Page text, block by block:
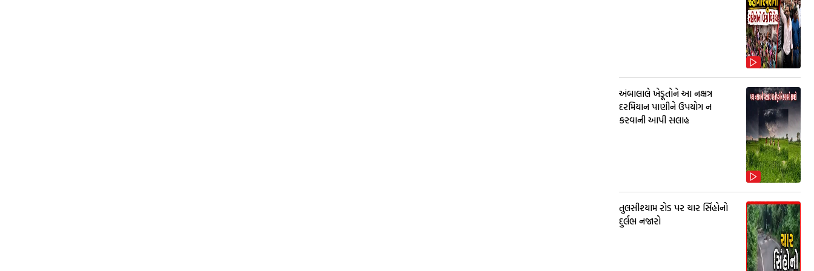
અંબાલાલે ખેડૂતોને આ નક્ષત્ર
દરમિયાન પાણીને ઉપયોગ ન
કરવાની આપી સલાહ
તુલસીશ્યામ રોડ પર ચાર સિંહોનો
દુર્લભ નજારો